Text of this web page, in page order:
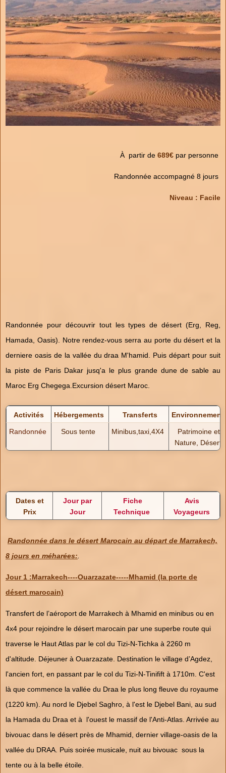
À partir de 689€ par personne
Randonnée accompagné 8 jours
Niveau : Facile
Randonnée pour découvrir tout les types de désert (Erg, Reg,
Hamada, Oasis). Notre rendez-vous serra au porte du désert et la
derniere oasis de la vallée du draa M'hamid. Puis départ pour suit
la piste de Paris Dakar jusq'a le plus grande dune de sable au
Maroc Erg Chegega.Excursion désert Maroc.
Activités Hébergements Transferts Environnement
Randonnée Sous tente Minibus,taxi,4X4
Patrimoine et
Nature, Désert
Dates et
Prix
Jour par
Jour
Fiche
Technique
Avis
Voyageurs
Randonnée dans le désert Marocain au départ de Marrakech,
8 jours en méharées:.
Jour 1 :Marrakech----Ouarzazate-----Mhamid (la porte de
désert marocain)
Transfert de l’aéroport de Marrakech à Mhamid en minibus ou en
4x4 pour rejoindre le désert marocain par une superbe route qui
traverse le Haut Atlas par le col du Tizi-N-Tichka à 2260 m
d'altitude. Déjeuner à Ouarzazate. Destination le village d’Agdez,
l'ancien fort, en passant par le col du Tizi-N-Tinifift à 1710m. C'est
là que commence la vallée du Draa le plus long fleuve du royaume
(1220 km). Au nord le Djebel Saghro, à l'est le Djebel Bani, au sud
la Hamada du Draa et à l'ouest le massif de l'Anti-Atlas. Arrivée au
bivouac dans le désert près de Mhamid, dernier village-oasis de la
vallée du DRAA. Puis soirée musicale, nuit au bivouac sous la
tente ou à la belle étoile.